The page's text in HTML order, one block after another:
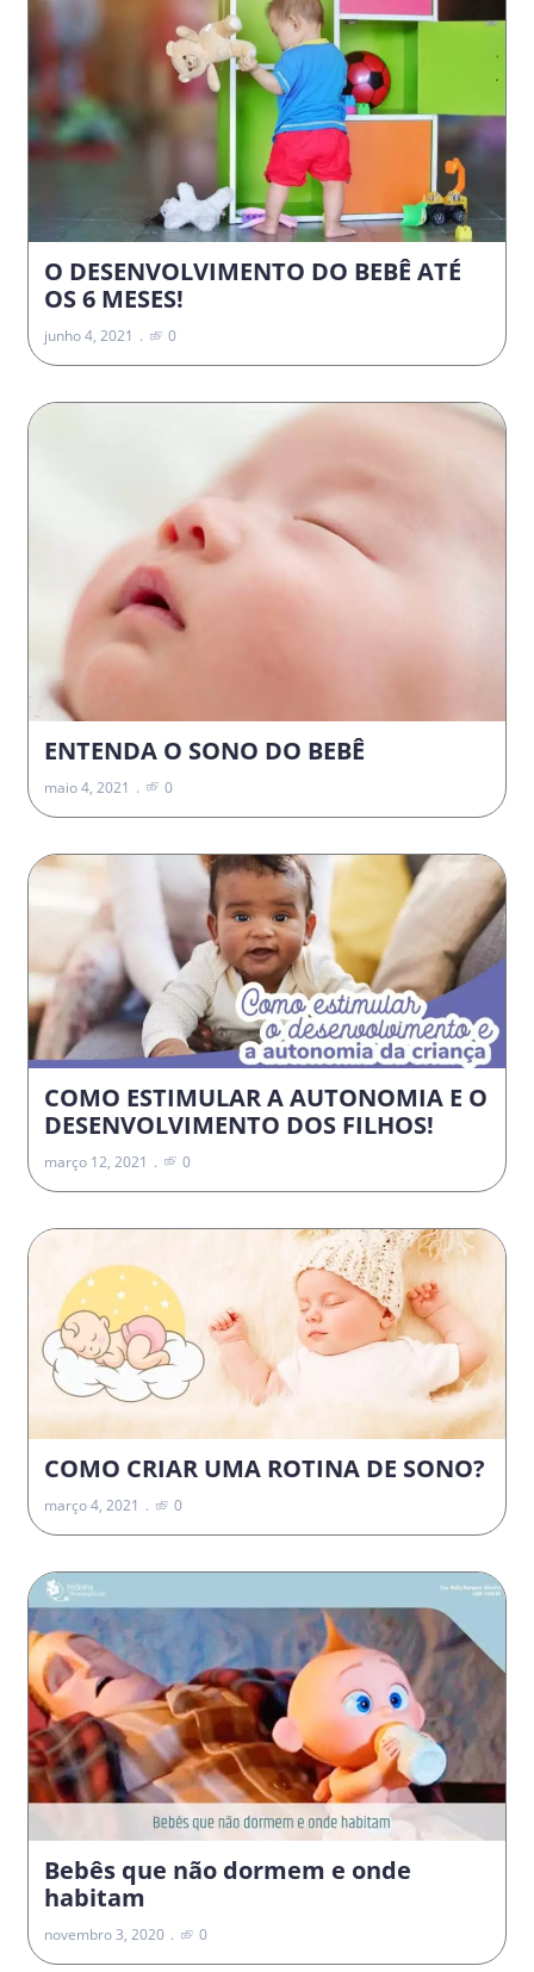
O DESENVOLVIMENTO DO BEBÊ ATÉ
OS 6 MESES!
junho 4, 2021 0
ENTENDA O SONO DO BEBÊ
maio 4, 2021 0
COMO ESTIMULAR A AUTONOMIA E O
DESENVOLVIMENTO DOS FILHOS!
março 12, 2021 0
COMO CRIAR UMA ROTINA DE SONO?
março 4, 2021 0
Bebês que não dormem e onde
habitam
novembro 3, 2020 0